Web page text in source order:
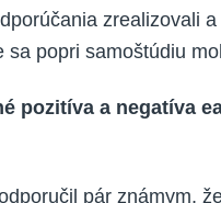
zrealizovali
sa popri samoštúdiu
pozitíva a negatíva
pár známym,